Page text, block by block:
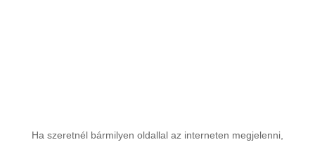
Ha szeretnél bármilyen oldallal az interneten megjelenni,